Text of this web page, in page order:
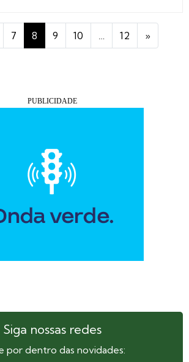
7 8 9 10 … 12 »
Siga nossas redes
por dentro das novidades: